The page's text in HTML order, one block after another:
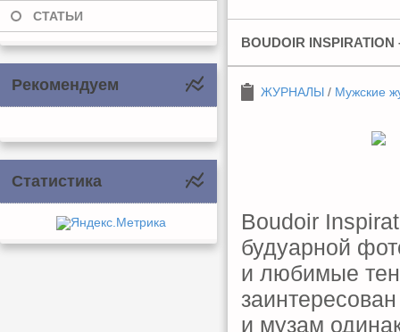
СТАТЬИ
Рекомендуем
Статистика
BOUDOIR INSPIRATION
ЖУРНАЛЫ / Мужские
Boudoir
будуарной
и любимые
и музам